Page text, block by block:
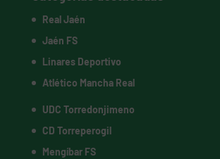
Real Jaén
Jaén FS
Linares Deportivo
Atlético Mancha Real
UDC Torredonjimeno
CD Torreperogil
Mengíbar FS